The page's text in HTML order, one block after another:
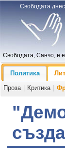
Свободата днес
Свободата, Санчо, е
Политика
Проза
Критика